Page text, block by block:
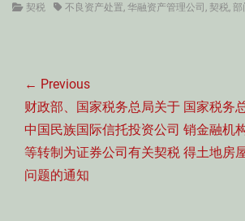
Categories
契税 Tags不良资产处置, 华融资产管理公司 , 契税, 部
章
导
航
← Previous
Previous
post:
财政部、国家税务总局关于
中国民族国际信托投资公司
等转制为证券公司有关契税
问题的通知
Next
post:
国家税务
销金融机
得土地房